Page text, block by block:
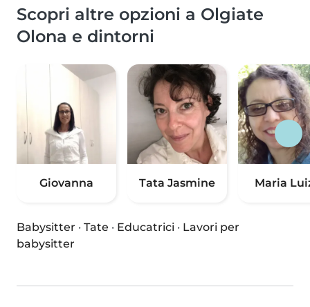
Scopri altre opzioni a Olgiate
Olona e dintorni
Giovanna Tata Jasmine Maria
Babysitter · Tate · Educatrici · Lavori per
babysitter